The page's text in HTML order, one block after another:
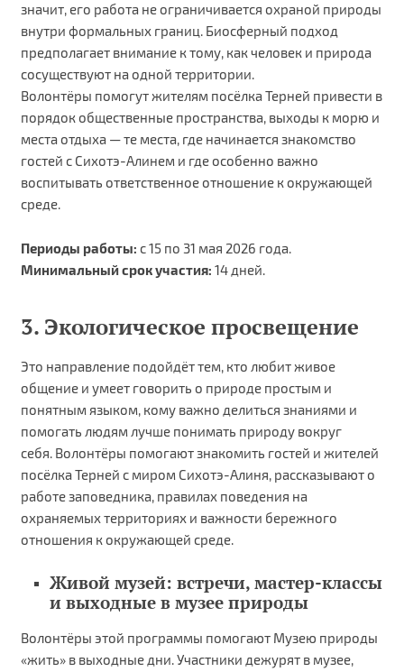
значит, его работа не ограничивается охраной природы
внутри формальных границ. Биосферный подход
предполагает внимание к тому, как человек и природа
сосуществуют на одной территории.
Волонтёры помогут жителям посёлка Терней привести в
порядок общественные пространства, выходы к морю и
места отдыха — те места, где начинается знакомство
гостей с Сихотэ-Алинем и где особенно важно
воспитывать ответственное отношение к окружающей
среде.
Периоды работы: с 15 по 31 мая 2026 года.
Минимальный срок участия: 14 дней.
3. Экологическое просвещение
Это направление подойдёт тем, кто любит живое
общение и умеет говорить о природе простым и
понятным языком, кому важно делиться знаниями и
помогать людям лучше понимать природу вокруг
себя. Волонтёры помогают знакомить гостей и жителей
посёлка Терней с миром Сихотэ-Алиня, рассказывают о
работе заповедника, правилах поведения на
охраняемых территориях и важности бережного
отношения к окружающей среде.
Живой музей: встречи, мастер-классы
и выходные в музее природы
Волонтёры этой программы помогают Музею природы
«жить» в выходные дни. Участники дежурят в музее,